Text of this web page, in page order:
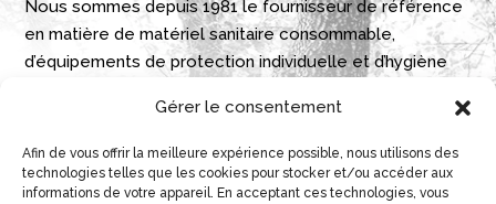
Gérer le consentement
Afin de vous offrir la meilleure expérience possible, nous utilisons des
technologies telles que les cookies pour stocker et/ou accéder aux
informations de votre appareil. En acceptant ces technologies, vous
Nous sommes depuis 1981 le fournisseur de référence
en matière de matériel sanitaire consommable,
d’équipements de protection individuelle et d’hygiène
Parque Empresarial Boroa- Parcela 2A 1B
48340 Amorebieta, Bizkaia, Spain